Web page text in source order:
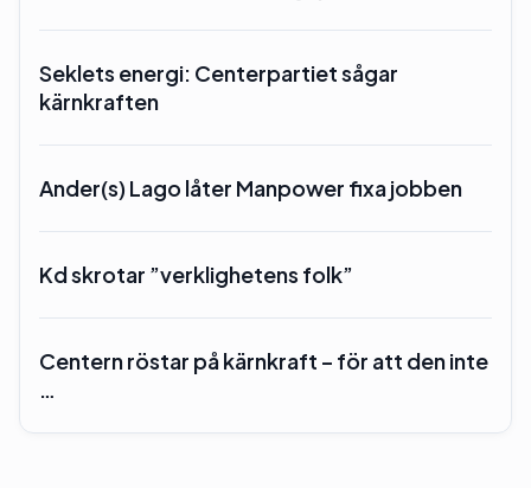
Seklets energi: Centerpartiet sågar
kärnkraften
Ander(s) Lago låter Manpower fixa jobben
Kd skrotar ”verklighetens folk”
Centern röstar på kärnkraft – för att den inte
…